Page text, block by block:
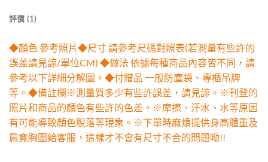
評價 (1)
◆顏色 參考照片◆尺寸 請參考尺碼對照表(若測量有些許的
誤差請見諒/單位CM) ◆做法 依據每種商品內容皆不同，請
參考以下詳細分解圖。◆付贈品 一般防塵袋、專櫃吊牌
等。◆備註欄※測量質多少有些許誤差，請見諒。※刊登的
照片和商品的顏色有些許的色差。※摩擦、汗水、水等原因
有可能導致顏色脫落等現象。※下單時麻煩提供身高體重及
肩寬胸圍給客服，這樣才不會有尺寸不合的問題呦!!